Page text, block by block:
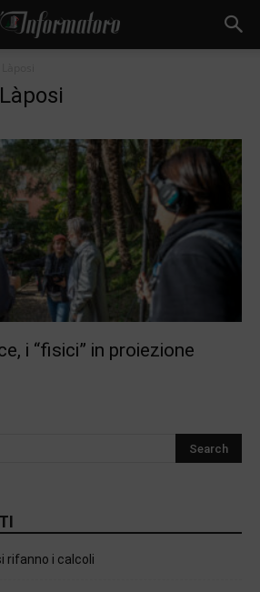
i “fisici” in proiezione
rifanno i calcoli